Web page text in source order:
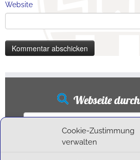
Cookie-Zustimmung
verwalten
Website
Webseite
Suchen